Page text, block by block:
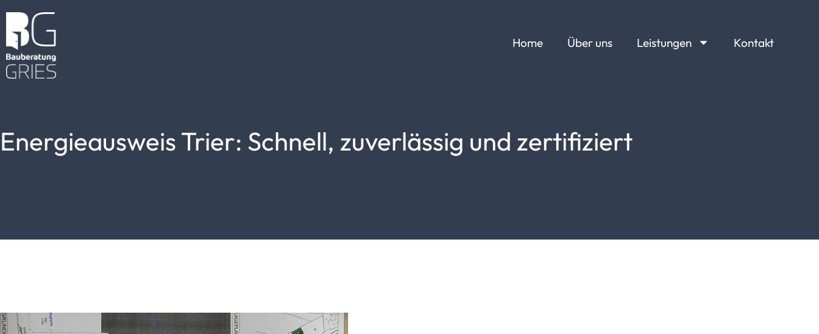
Inhalt
springen
Home Über uns Leistungen Kontakt
Energieausweis Trier: Schnell, zuverlässig und zertifiziert